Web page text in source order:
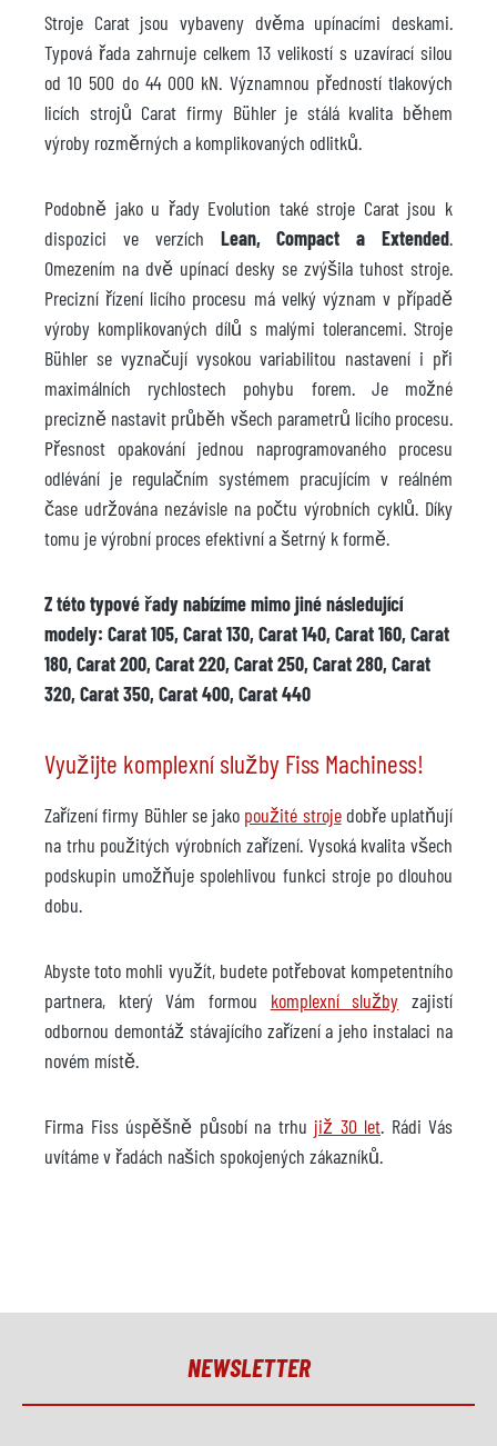
Stroje Carat jsou vybaveny dvěma upínacími deskami.
Typová řada zahrnuje celkem 13 velikostí s uzavírací silou
od 10 500 do 44 000 kN. Významnou předností tlakových
licích strojů Carat firmy Bühler je stálá kvalita během
výroby rozměrných a komplikovaných odlitků.
Podobně jako u řady Evolution také stroje Carat jsou k
dispozici ve verzích Lean, Compact a Extended.
Omezením na dvě upínací desky se zvýšila tuhost stroje.
Precizní řízení licího procesu má velký význam v případě
výroby komplikovaných dílů s malými tolerancemi. Stroje
Bühler se vyznačují vysokou variabilitou nastavení i při
maximálních rychlostech pohybu forem. Je možné
precizně nastavit průběh všech parametrů licího procesu.
Přesnost opakování jednou naprogramovaného procesu
odlévání je regulačním systémem pracujícím v reálném
čase udržována nezávisle na počtu výrobních cyklů. Díky
tomu je výrobní proces efektivní a šetrný k formě.
Z této typové řady nabízíme mimo jiné následující
modely: Carat 105, Carat 130, Carat 140, Carat 160, Carat
180, Carat 200, Carat 220, Carat 250, Carat 280, Carat
320, Carat 350, Carat 400, Carat 440
Využijte komplexní služby Fiss Machiness!
Zařízení firmy Bühler se jako použité strojedobře uplatňují
na trhu použitých výrobních zařízení. Vysoká kvalita všech
podskupin umožňuje spolehlivou funkci stroje po dlouhou
dobu.
Abyste toto mohli využít, budete potřebovat kompetentního
partnera, který Vám formou komplexní služby zajistí
odbornou demontáž stávajícího zařízení a jeho instalaci na
novém místě.
Firma Fiss úspěšně působí na trhu již 30 let. Rádi Vás
uvítáme v řadách našich spokojených zákazníků.
NEWSLETTER